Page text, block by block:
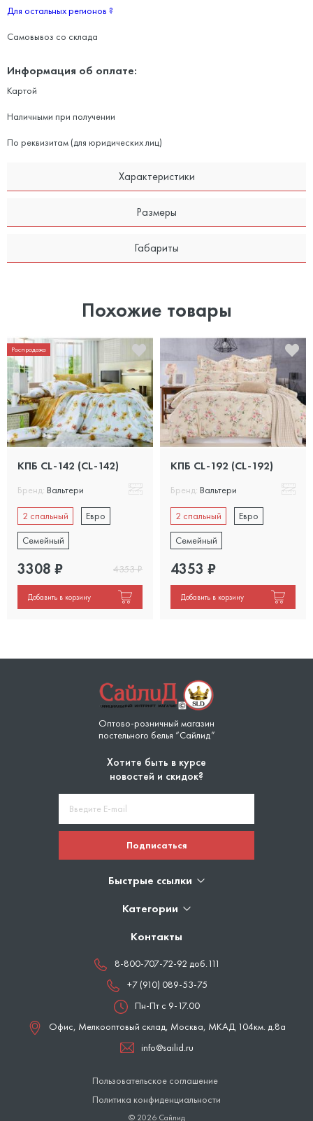
Для остальных регионов ?
Самовывоз со склада
Информация об оплате:
Картой
Наличными при получении
По реквизитам (для юридических лиц)
Характеристики
Размеры
Габариты
Похожие товары
Распродажа
КПБ CL-142 (CL-142)
Бренд: Вальтери
2 спальный
Евро
Семейный
3308 ₽ 4353₽
Добавить в корзину
КПБ CL-192 (CL-192)
Бренд: Вальтери
2 спальный
Евро
Семейный
4353 ₽
Добавить в корзину
Оптово-розничный магазин
постельного белья “Сайлид”
Хотите быть в курсе
новостей и скидок?
Подписаться
Быстрые ссылки
Категории
Контакты
8-800-707-72-92 доб.111
+7 (910) 089-53-75
Пн-Пт с 9-17.00
Офис, Мелкооптовый склад, Москва, МКАД 104км. д.8а
info@sailid.ru
© 2026 Сайлид
Пользовательское соглашение
Политика конфиденциальности